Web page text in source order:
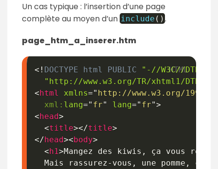
Un cas typique : l’insertion d’une page
complète au moyen d’un include ( ) .
page_htm_a_inserer.htm
<! DOCTYPE html PUBLIC
"-//W3C//DTD
"http://www.w3.org/TR/xhtml1/DTD/
<html xmlns=" http://www.w3.org/1999/
xml: lang=" fr" lang=" fr">
<head>
<title></title>
</head><body>
<h1>Mangez des kiwis, ça vous
Mais rassurez-vous, une pomme, ça